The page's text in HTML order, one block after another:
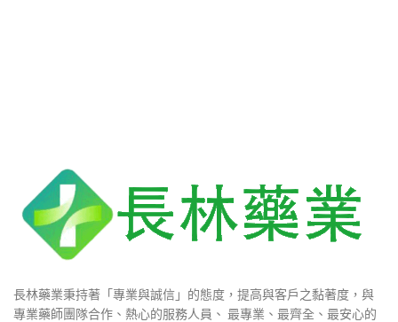
長林藥業秉持著「專業與誠信」的態度，提高與客戶之黏著度，與
專業藥師團隊合作、熱心的服務人員、 最專業、最齊全、最安心的